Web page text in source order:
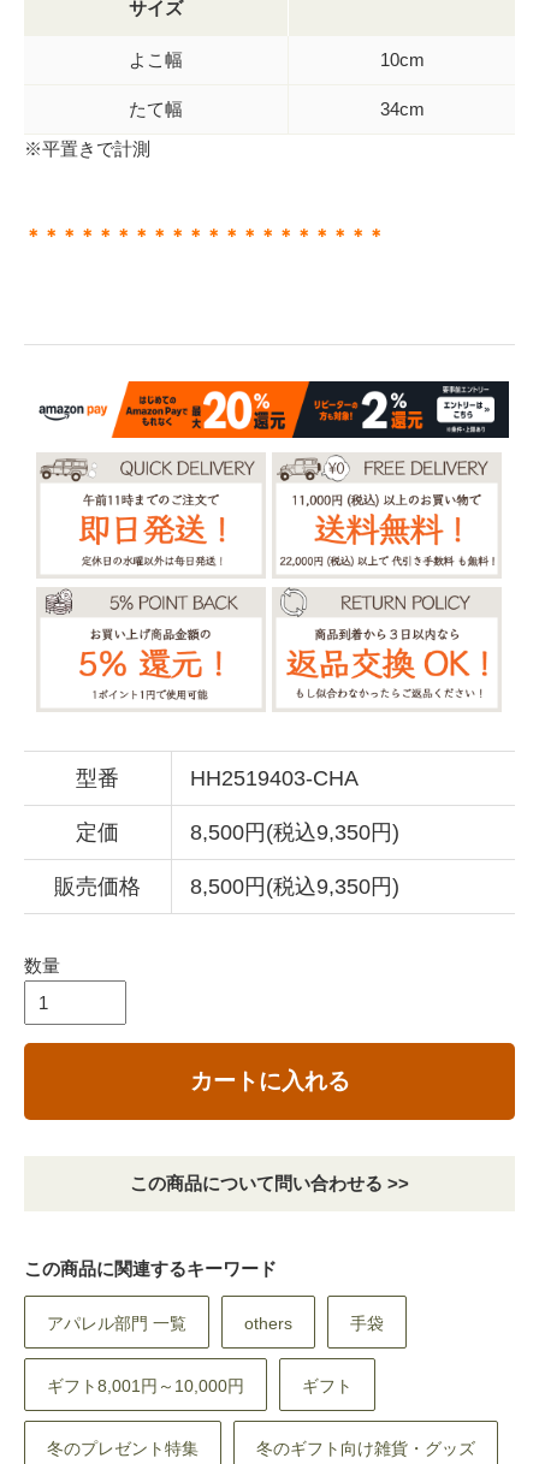
サイズ
よこ幅 10cm
たて幅
34cm
※平置きで計測
＊＊＊＊＊＊＊＊＊＊＊＊＊＊＊＊＊＊＊＊
型番 HH2519403-CHA
定価 8,500円(税込9,350円)
販売価格 8,500円(税込9,350円)
数量
カートに入れる
この商品について問い合わせる >>
この商品に関連するキーワード
アパレル部門 一覧 others 手袋
ギフト8,001円～10,000円 ギフト
冬のプレゼント特集 冬のギフト向け雑貨・グッズ